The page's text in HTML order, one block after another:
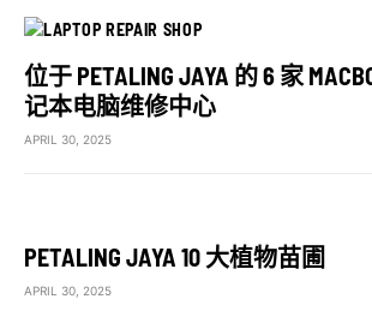
位于 PETALING JAYA 的 6 家
记本电脑维修中心
APRIL 30, 2025
PETALING JAYA 10 大植物苗圃
APRIL 30, 2025